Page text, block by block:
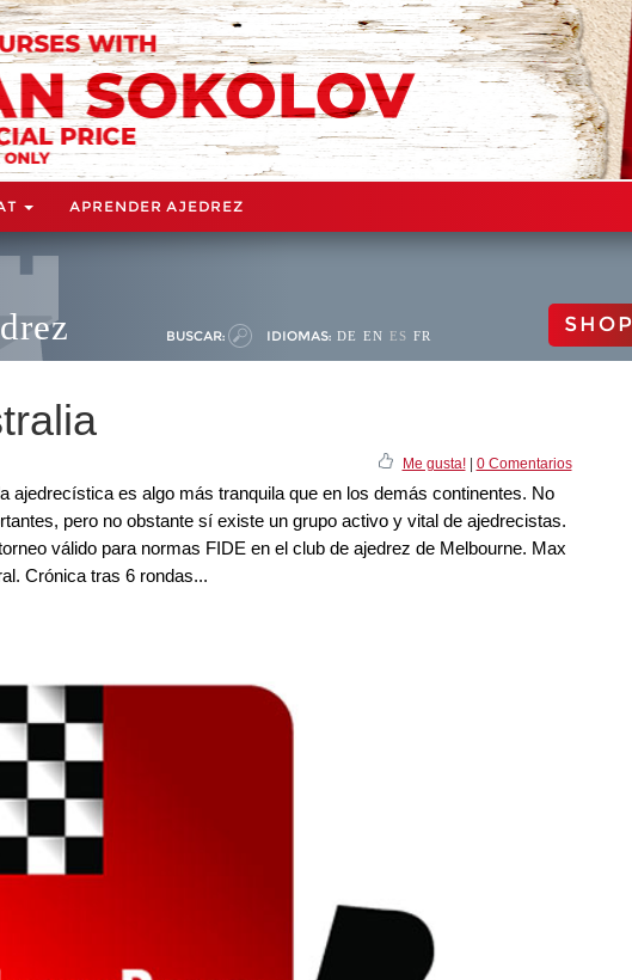
APRENDER AJEDREZ
BUSCAR: IDIOMAS: DE EN ES FR SHOP
Me gusta!| 0 Comentarios
ajedrecística es algo más tranquila que en los demás continentes. No
pero no obstante sí existe un grupo activo y vital de ajedrecistas.
válido para normas FIDE en el club de ajedrez de Melbourne. Max
Crónica tras 6 rondas...